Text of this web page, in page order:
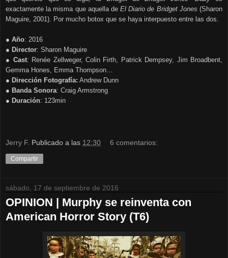
exactamente la misma que aquella deEl Diario de Bridget Jones (Sharon
Maguire, 2001). Por mucho botox que se haya interpuesto entre las dos.
● Año: 2016
● Director: Sharon Maguire
● Cast: Renée Zellweger, Colin Firth, Patrick Dempsey, Jim Broadbent,
Gemma Hones, Emma Thompson…
● Dirección Fotografía: Andrew Dunn
● Banda Sonora: Craig Armstrong
● Duración: 123min
Jerry F. Publicado a las 12:30 6 comentarios:
Compartir
sábado, 17 de septiembre de 2016
OPINION | Murphy se reinventa con
American Horror Story (T6)